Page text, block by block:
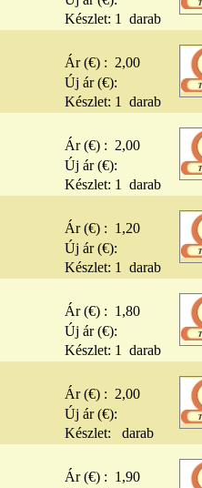
Készlet: 1 darab
Ár (€) : 2,00
Új ár (€):
Készlet: 1 darab
Ár (€) : 2,00
Új ár (€):
Készlet: 1 darab
Ár (€) : 1,20
Új ár (€):
Készlet: 1 darab
Ár (€) : 1,80
Új ár (€):
Készlet: 1 darab
Ár (€) : 2,00
Új ár (€):
Készlet: darab
Ár (€) : 1,90